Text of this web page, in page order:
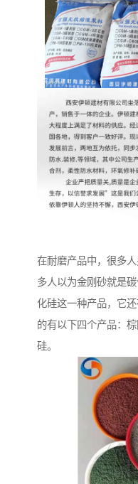
在耐磨产品中，很多
多人以为金刚砂就是
化硅这一种产品，它
的有以下四个产品：
硅。